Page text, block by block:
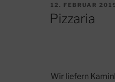
VERÖFFENTLICHT
12. FEBRUAR
Pizzaria
Wir liefern